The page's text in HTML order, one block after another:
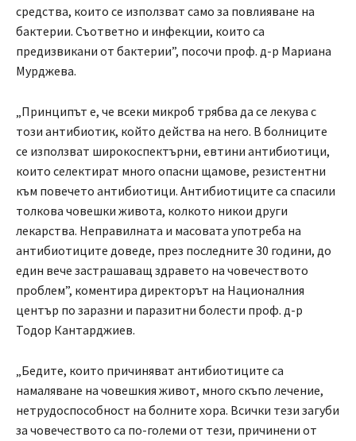
средства, които се използват само за повлияване на
бактерии. Съответно и инфекции, които са
предизвикани от бактерии”, посочи проф. д-р Мариана
Мурджева.
„Принципът е, че всеки микроб трябва да се лекува с
този антибиотик, който действа на него. В болниците
се използват широкоспектърни, евтини антибиотици,
които селектират много опасни щамове, резистентни
към повечето антибиотици. Антибиотиците са спасили
толкова човешки живота, колкото никои други
лекарства. Неправилната и масовата употреба на
антибиотиците доведе, през последните 30 години, до
един вече застрашаващ здравето на човечеството
проблем”, коментира директорът на Националния
център по заразни и паразитни болести проф. д-р
Тодор Кантарджиев.
„Бедите, които причиняват антибиотиците са
намаляване на човешкия живот, много скъпо лечение,
нетрудоспособност на болните хора. Всички тези загуби
за човечеството са по-големи от тези, причинени от